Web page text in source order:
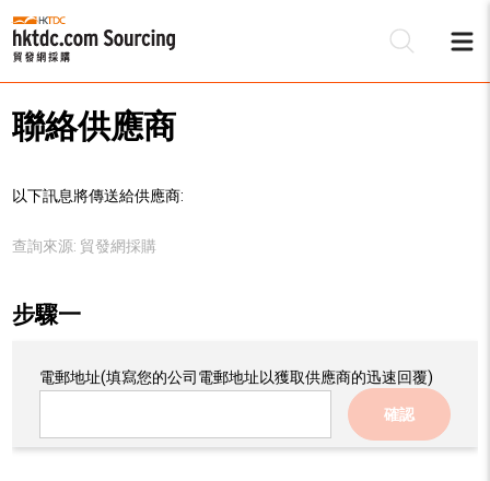
聯絡供應商
以下訊息將傳送給供應商:
查詢來源: 貿發網採購
步驟一
電郵地址(填寫您的公司電郵地址以獲取供應商的迅速回覆)
確認